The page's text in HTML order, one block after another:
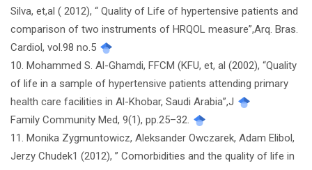
Silva, et,al ( 2012), “ Quality of Life of hypertensive patients and
comparison of two instruments of HRQOL measure”,Arq. Bras.
Cardiol, vol.98 no.5
10. Mohammed S. Al-Ghamdi, FFCM (KFU, et, al (2002), “Quality
of life in a sample of hypertensive patients attending primary
health care facilities in Al-Khobar, Saudi Arabia”,J
Family Community Med, 9(1), pp.25–32.
11. Monika Zygmuntowicz, Aleksander Owczarek, Adam Elibol,
Jerzy Chudek1 (2012), ” Comorbidities and the quality of life in